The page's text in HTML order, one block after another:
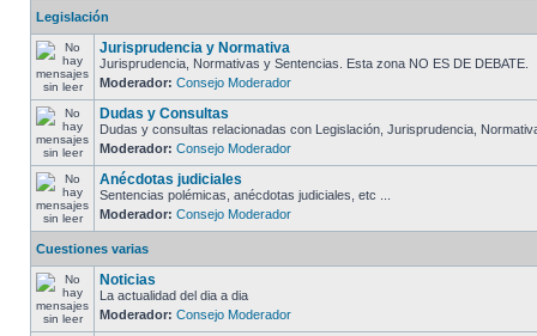
Legislación
Jurisprudencia y Normativa
Jurisprudencia, Normativas y Sentencias. Esta zona NO ES DE DEBATE.
Moderador: Consejo Moderador
Dudas y Consultas
Dudas y consultas relacionadas con Legislación, Jurisprudencia,
Moderador: Consejo Moderador
Anécdotas judiciales
Sentencias polémicas, anécdotas judiciales, etc ...
Moderador: Consejo Moderador
Cuestiones varias
Noticias
La actualidad del dia a dia
Moderador: Consejo Moderador